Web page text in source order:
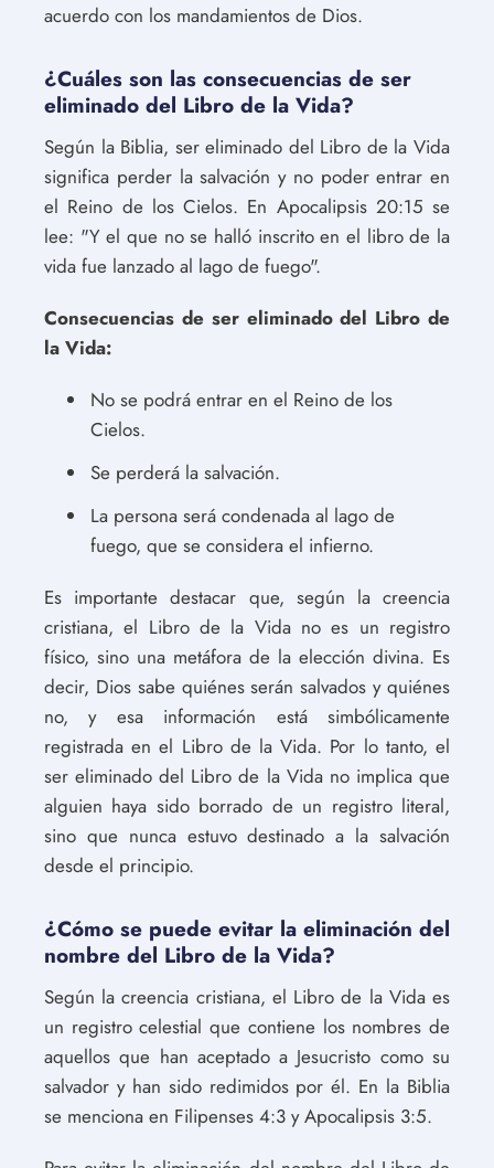
acuerdo con los mandamientos de Dios.
¿Cuáles son las consecuencias de ser
eliminado del Libro de la Vida?
Según la Biblia, ser eliminado del Libro de la Vida
significa perder la salvación y no poder entrar en
el Reino de los Cielos. En Apocalipsis 20:15 se
lee: "Y el que no se halló inscrito en el libro de la
vida fue lanzado al lago de fuego".
Consecuencias de ser eliminado del Libro de
la Vida:
No se podrá entrar en el Reino de los
Cielos.
Se perderá la salvación.
La persona será condenada al lago de
fuego, que se considera el infierno.
Es importante destacar que, según la creencia
cristiana, el Libro de la Vida no es un registro
físico, sino una metáfora de la elección divina. Es
decir, Dios sabe quiénes serán salvados y quiénes
no, y esa información está simbólicamente
registrada en el Libro de la Vida. Por lo tanto, el
ser eliminado del Libro de la Vida no implica que
alguien haya sido borrado de un registro literal,
sino que nunca estuvo destinado a la salvación
desde el principio.
¿Cómo se puede evitar la eliminación del
nombre del Libro de la Vida?
Según la creencia cristiana, el Libro de la Vida es
un registro celestial que contiene los nombres de
aquellos que han aceptado a Jesucristo como su
salvador y han sido redimidos por él. En la Biblia
se menciona en Filipenses 4:3 y Apocalipsis 3:5.